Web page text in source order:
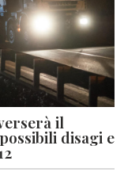
il
disagi e